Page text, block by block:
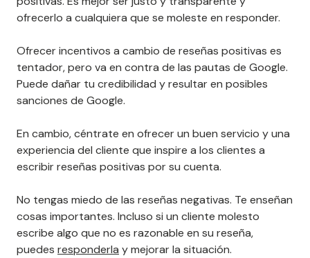
ofrecerlo a cualquiera que se moleste en responder.
Ofrecer incentivos a cambio de reseñas positivas es
tentador, pero va en contra de las pautas de Google.
Puede dañar tu credibilidad y resultar en posibles
sanciones de Google.
En cambio, céntrate en ofrecer un buen servicio y una
experiencia del cliente que inspire a los clientes a
escribir reseñas positivas por su cuenta.
No tengas miedo de las reseñas negativas. Te enseñan
cosas importantes. Incluso si un cliente molesto
escribe algo que no es razonable en su reseña,
puedes responderla y mejorar la situación.